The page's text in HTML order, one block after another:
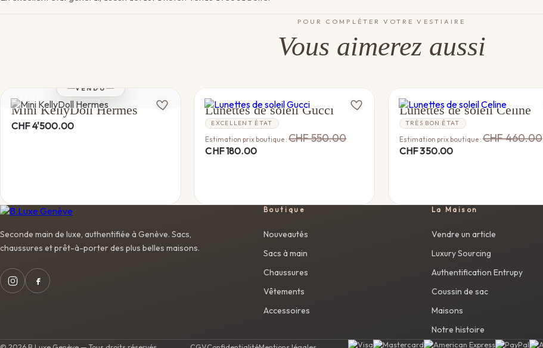
POUR COMPLÉTER VOTRE VESTIAIRE
Vous aimerez aussi
VENDU
HERMÈS
Mini KellyDoll Hermes
CHF4'500.00
GUCCI
Lunettes de soleil Gucci
EXCELLENT ÉTAT
Estimation prix boutique :CHF550.00
CHF180.00
CÉLINE
Lunettes de soleil Celine
TRÈS BON ÉTAT
Estimation prix boutique :CHF460.00
CHF350.00
Seconde main de luxe, authentifiée à Genève. Sacs,
chaussures et prêt-à-porter des plus belles maisons.
Boutique
Nouveautés
Sacs à main
Chaussures
Vêtements
Accessoires
La Maison
Vendre un article
Luxury Sourcing
Authentification Entrupy
Coussin de sac
Maisons
Notre histoire